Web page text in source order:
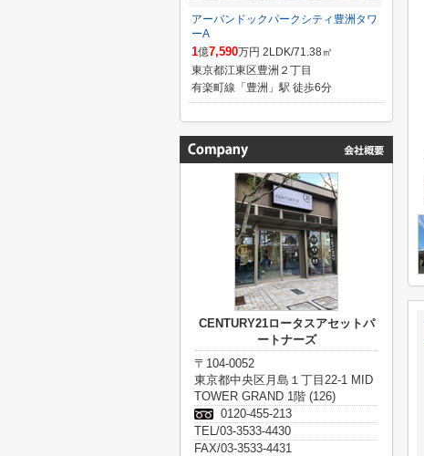
アーバンドックパークシティ豊洲タワ
ーA
1億7,590万円 2LDK/71.38㎡
東京都江東区豊洲２丁目
有楽町線「豊洲」駅 徒歩6分
CENTURY21ロータスアセットパ
ートナーズ
〒104-0052
東京都中央区月島１丁目22-1 MID
TOWER GRAND 1階 (126)
0120-455-213
TEL/03-3533-4430
FAX/03-3533-4431